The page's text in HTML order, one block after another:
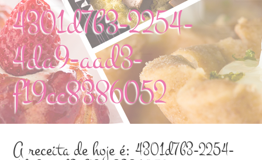
4301d7b3-2254-
4da9-aad3-
f19cc8386052
A receita de hoje é: 4301d7b3-2254-